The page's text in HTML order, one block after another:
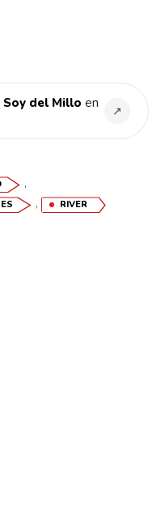
Soy del Millo en
↗
,
, RIVER